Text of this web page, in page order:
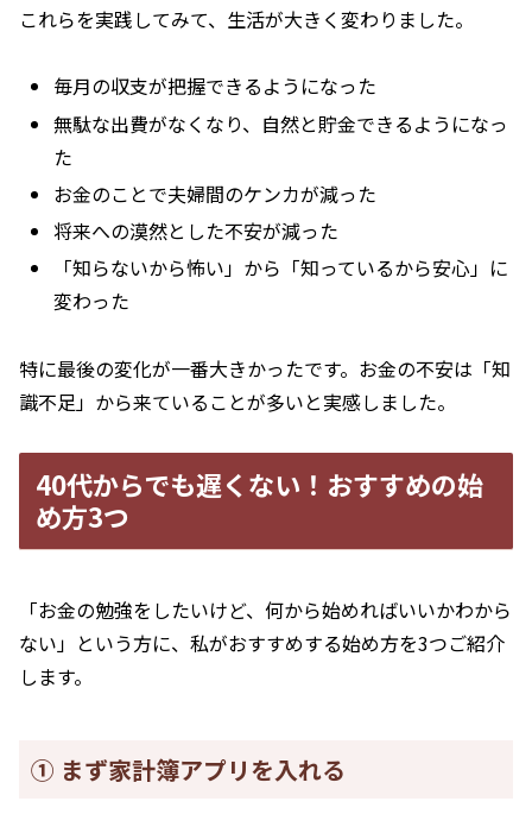
これらを実践してみて、生活が大きく変わりました。
毎月の収支が把握できるようになった
無駄な出費がなくなり、自然と貯金できるようになっ
た
お金のことで夫婦間のケンカが減った
将来への漠然とした不安が減った
「知らないから怖い」から「知っているから安心」に
変わった
特に最後の変化が一番大きかったです。お金の不安は「知
識不足」から来ていることが多いと実感しました。
40代からでも遅くない！おすすめの始
め方3つ
「お金の勉強をしたいけど、何から始めればいいかわから
ない」という方に、私がおすすめする始め方を3つご紹介
します。
① まず家計簿アプリを入れる